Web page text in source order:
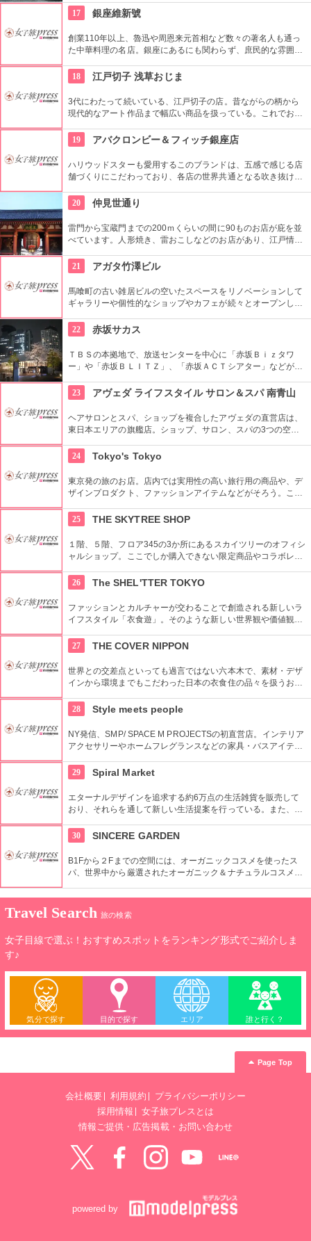
財に指定されています。
17 銀座維新號
創業110年以上、魯迅や周恩来元首相など数々の著名人も通っ
た中華料理の名店。銀座にあるにも関わらず、庶民的な雰囲気
を得ています。
18 江戸切子 浅草おじま
3代にわたって続いている、江戸切子の店。昔ながらの柄から
現代的なアート作品まで幅広い商品を扱っている。これでお酒
引き出物などにも最適。特注品も承っている。
19 アバクロンビー＆フィッチ銀座店
ハリウッドスターも愛用するこのブランドは、五感で感じる店
舗づくりにこだわっており、各店の世界共通となる吹き抜けの
壁面を描き刺激的でエネルギッシュな店舗空間を演出してい
る。
20 仲見世通り
雷門から宝蔵門までの200ｍくらいの間に90ものお店が庇を並
べています。人形焼き、雷おこしなどのお店があり、江戸情緒
21
アガタ竹澤ビル
馬喰町の古い雑居ビルの空いたスペースをリノベーションして
ギャラリーや個性的なショップやカフェが続々とオープンした
注目を浴びるアートビルとなっている。
22 赤坂サカス
ＴＢＳの本拠地で、放送センターを中心に「赤坂Ｂｉｚタワ
ー」や「赤坂ＢＬＩＴＺ」、「赤坂ＡＣＴシアター」などが揃
23
アヴェダ ライフスタイル サロン＆スパ 南青山
ヘアサロンとスパ、ショップを複合したアヴェダの直営店は、
東日本エリアの旗艦店。ショップ、サロン、スパの3つの空間
豊かな時間の中、リラックスしてお過ごしいただけます。
24 Tokyo's Tokyo
東京発の旅のお店。店内では実用性の高い旅行用の商品や、デ
ザインプロダクト、ファッションアイテムなどがそろう。これ
されている。
25 THE SKYTREE SHOP
１階、５階、フロア345の3か所にあるスカイツリーのオフィシ
ャルショップ。ここでしか購入できない限定商品やコラボレー
日本一高いところでの購入として記念に残る思い出に！
26 The SHEL'TTER TOKYO
ファッションとカルチャーが交わることで創造される新しいラ
イフスタイル「衣食遊」。そのような新しい世界観や価値観を
ど幅広い商品を扱っている。
27 THE COVER NIPPON
世界との交差点といっても過言ではない六本木で、素材・デザ
インから環境までもこだわった日本の衣食住の品々を扱うお
を感じてみよう！
28 Style meets people
NY発信、SMP/ SPACE M PROJECTSの初直営店。インテリア
アクセサリーやホームフレグランスなどの家具・バスアイテム
デザインはデザイナーやアーティストに頼むことによって洗練
されたものとなっている。
29 Spiral Market
エターナルデザインを追求する約6万点の生活雑貨を販売して
おり、それらを通して新しい生活提案を行っている。また、買
利用もおすすめ。
30 SINCERE GARDEN
B1Fから２Fまでの空間には、オーガニックコスメを使ったス
パ、世界中から厳選されたオーガニック＆ナチュラルコスメを
り、心も体もリフレッシュできます。
Travel Search 旅の検索
女子目線で選ぶ！おすすめスポットをランキング形式でご紹介しま
す♪
気分で探す 目的で探す エリア 誰と行く？
Page Top
会社概要 利用規約
プライバシーポリシー
採用情報
女子旅プレスとは
情報ご提供・広告掲載・お問い合わせ
powered by